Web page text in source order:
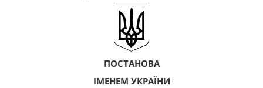
ПОСТАНОВА
ІМЕНЕМ УКРАЇНИ